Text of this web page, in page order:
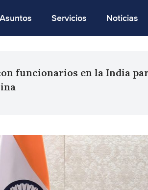
Asuntos Servicios Noticias
funcionarios en la India